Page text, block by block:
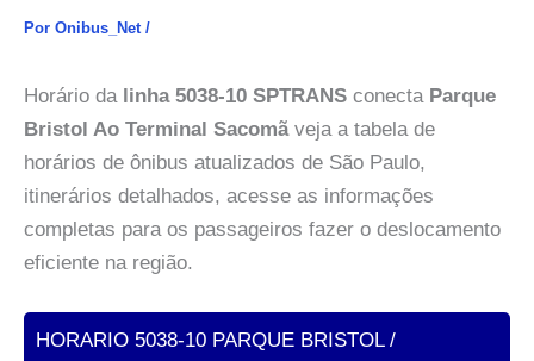
Por Onibus_Net /
Horário da linha 5038-10 SPTRANS conecta Parque
Bristol Ao Terminal Sacomãveja a tabela de
horários de ônibus atualizados de São Paulo,
itinerários detalhados, acesse as informações
completas para os passageiros fazer o deslocamento
eficiente na região.
HORARIO 5038-10 PARQUE BRISTOL /